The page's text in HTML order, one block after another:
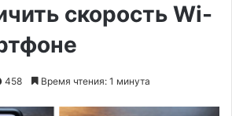
скорость Wi-
458 Время чтения: 1 минута